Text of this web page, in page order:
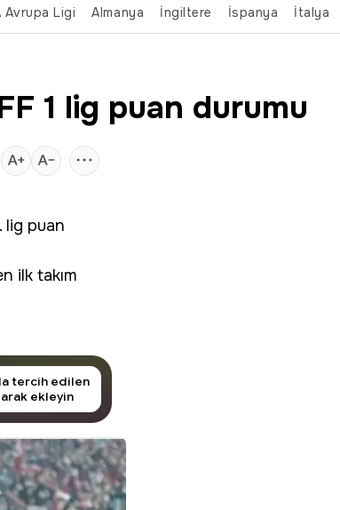
Avrupa Ligi Almanya İngiltere İspanya İtalya
1 lig puan durumu
lig puan
ilk takım
tercih edilen
ekleyin